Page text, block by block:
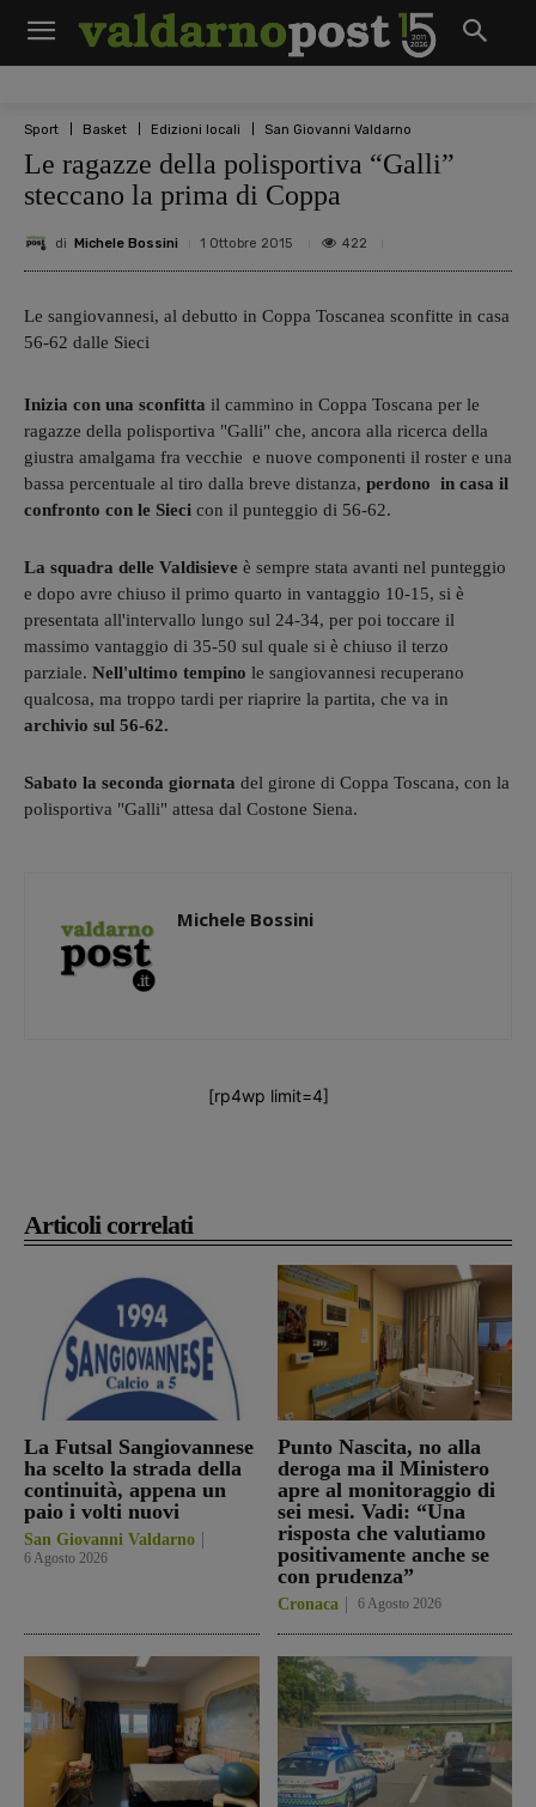
Sport Basket Edizioni locali San Giovanni Valdarno
Le ragazze della polisportiva “Galli”
steccano la prima di Coppa
di Michele Bossini 1 Ottobre 2015 422
Articoli correlati
La Futsal Sangiovannese
ha scelto la strada della
continuità, appena un
paio i volti nuovi
San Giovanni Valdarno
6 Agosto 2026
Punto Nascita, no alla
deroga ma il Ministero
apre al monitoraggio di
sei mesi. Vadi: “Una
risposta che valutiamo
positivamente anche se
con prudenza”
Cronaca 6 Agosto 2026
Le sangiovannesi, al debutto in Coppa Toscanea sconfitte in casa
56-62 dalle Sieci
Inizia con una sconfitta il cammino in Coppa Toscana per le
ragazze della polisportiva "Galli" che, ancora alla ricerca della
giustra amalgama fra vecchie e nuove componenti il roster e una
bassa percentuale al tiro dalla breve distanza, perdono in casa il
confronto con le Sieci con il punteggio di 56-62.
La squadra delle Valdisieve è sempre stata avanti nel punteggio
e dopo avre chiuso il primo quarto in vantaggio 10-15, si è
presentata all'intervallo lungo sul 24-34, per poi toccare il
massimo vantaggio di 35-50 sul quale si è chiuso il terzo
parziale. Nell'ultimo tempino le sangiovannesi recuperano
qualcosa, ma troppo tardi per riaprire la partita, che va in
archivio sul 56-62.
Sabato la seconda giornata del girone di Coppa Toscana, con la
polisportiva "Galli" attesa dal Costone Siena.
Michele Bossini
[rp4wp limit=4]